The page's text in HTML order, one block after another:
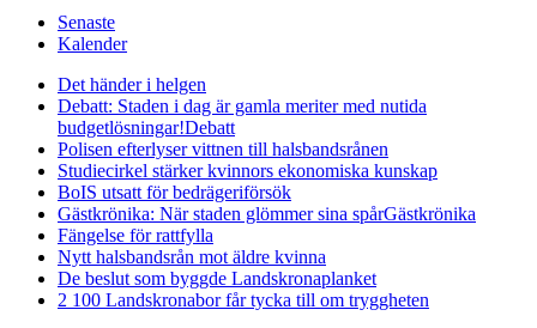
Senaste
Kalender
Det händer i helgen
Debatt: Staden i dag är gamla meriter med nutida
budgetlösningar!Debatt
Polisen efterlyser vittnen till halsbandsrånen
Studiecirkel stärker kvinnors ekonomiska kunskap
BoIS utsatt för bedrägeriförsök
Gästkrönika: När staden glömmer sina spårGästkrönika
Fängelse för rattfylla
Nytt halsbandsrån mot äldre kvinna
De beslut som byggde Landskronaplanket
2 100 Landskronabor får tycka till om tryggheten